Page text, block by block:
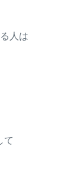
人は
て